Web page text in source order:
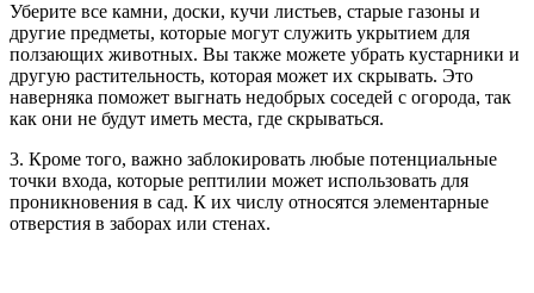
Уберите все камни, доски, кучи листьев, старые газоны и
другие предметы, которые могут служить укрытием для
ползающих животных. Вы также можете убрать кустарники и
другую растительность, которая может их скрывать. Это
наверняка поможет выгнать недобрых соседей с огорода, так
как они не будут иметь места, где скрываться.
3. Кроме того, важно заблокировать любые потенциальные
точки входа, которые рептилии может использовать для
проникновения в сад. К их числу относятся элементарные
отверстия в заборах или стенах.